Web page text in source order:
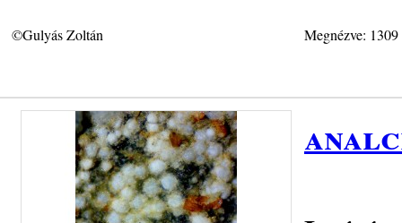
©Gulyás Zoltán Megnézve: